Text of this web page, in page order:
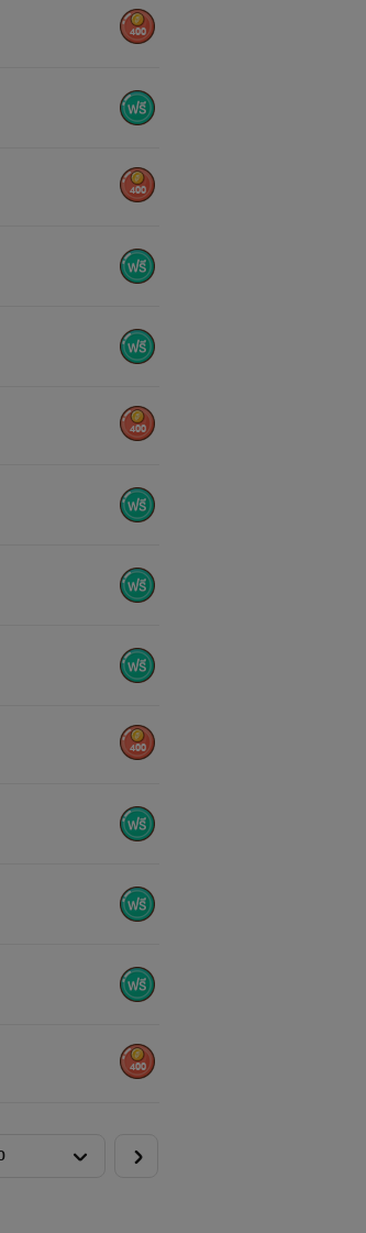
400
400
400
400
400